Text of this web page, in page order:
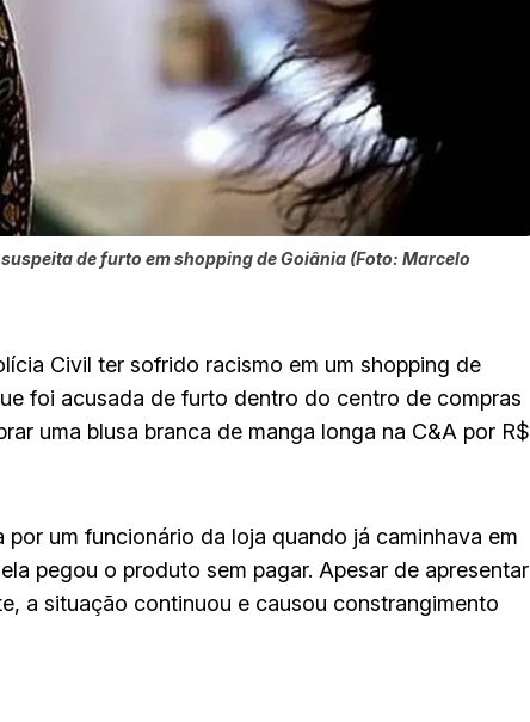
de furto em shopping de Goiânia (Foto: Marcelo
Civil ter sofrido racismo em um shopping de
foi acusada de furto dentro do centro de compras
uma blusa branca de manga longa na C&A por R$
um funcionário da loja quando já caminhava em
pegou o produto sem pagar. Apesar de apresentar
a situação continuou e causou constrangimento